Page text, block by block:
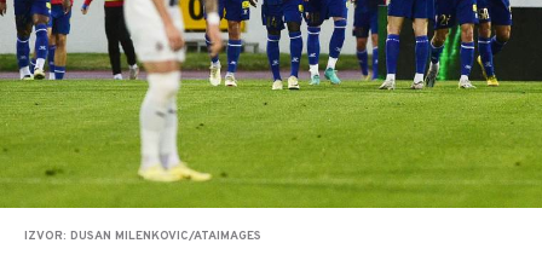
IZVOR: DUSAN MILENKOVIC/ATAIMAGES